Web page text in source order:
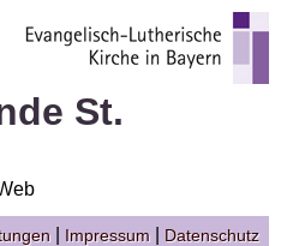
St.
Impressum Datenschutz